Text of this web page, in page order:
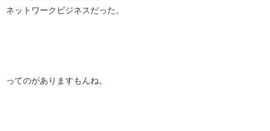
ネットワークビジネスだった。
ってのがありますもんね。